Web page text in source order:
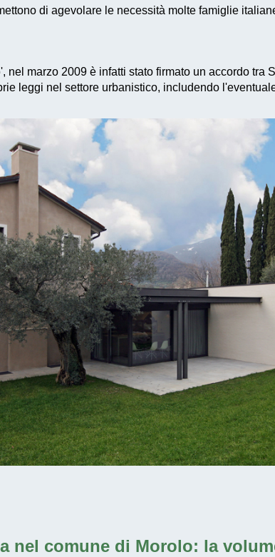
di agevolare le necessità molte famiglie
', nel marzo 2009 è infatti stato firmato un accordo tra
leggi nel settore urbanistico, includendo
nel comune di Morolo: la